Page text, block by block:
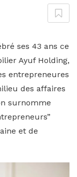
ses 43 ans ce
Ayuf Holding,
entrepreneures
des affaires
surnomme
et de